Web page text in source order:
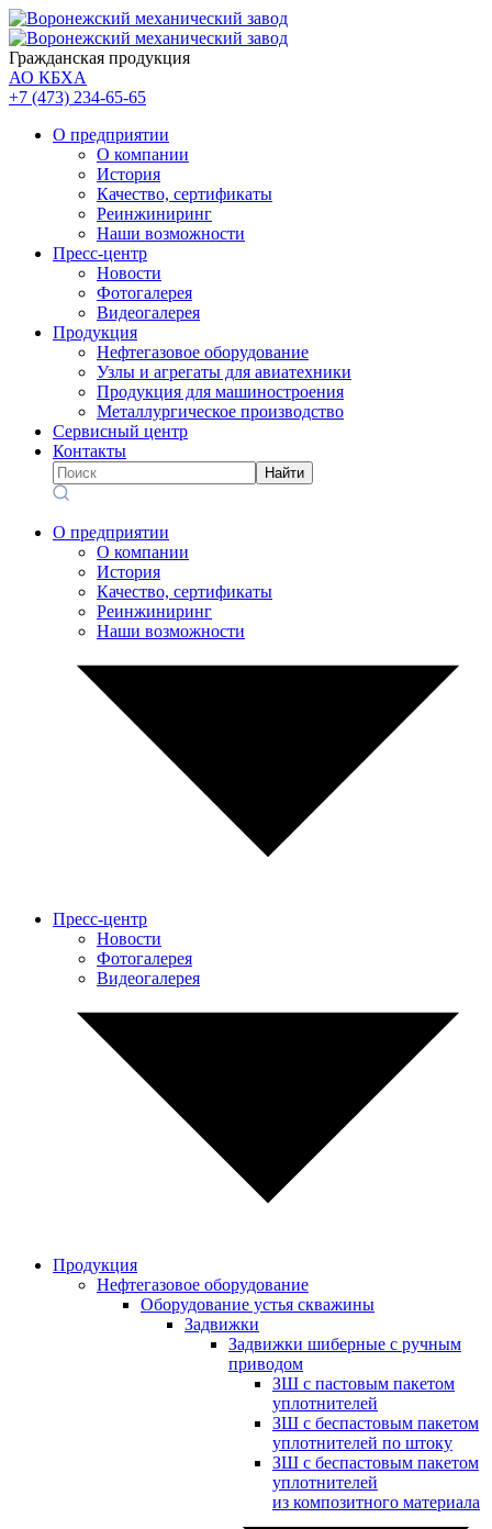
Гражданская продукция
АО КБХА
+7 (473) 234-65-65
О предприятии
О компании
История
Качество, сертификаты
Реинжиниринг
Наши возможности
Пресс-центр
Новости
Фотогалерея
Видеогалерея
Продукция
Нефтегазовое оборудование
Узлы и агрегаты для авиатехники
Продукция для машиностроения
Металлургическое производство
Сервисный центр
Контакты
Найти
О предприятии
О компании
История
Качество, сертификаты
Реинжиниринг
Наши возможности
Пресс-центр
Новости
Фотогалерея
Видеогалерея
Продукция
Нефтегазовое оборудование
Оборудование устья скважины
Задвижки
Задвижки шиберные с ручным
приводом
ЗШ с пастовым пакетом
уплотнителей
ЗШ с беспастовым пакетом
уплотнителей по штоку
ЗШ с беспастовым пакетом
уплотнителей
из композитного материала